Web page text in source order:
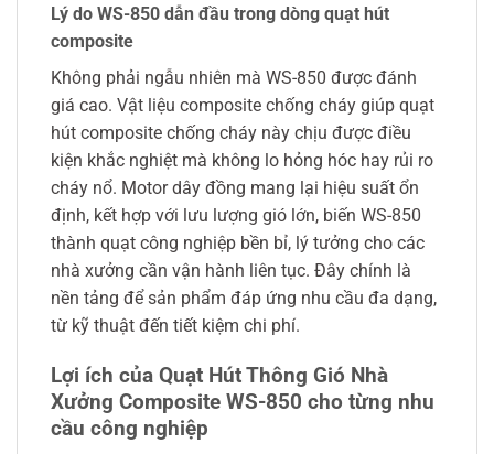
Lý do WS-850 dẫn đầu trong dòng quạt hút
composite
Không phải ngẫu nhiên mà WS-850 được đánh
giá cao. Vật liệu composite chống cháy giúp quạt
hút composite chống cháy này chịu được điều
kiện khắc nghiệt mà không lo hỏng hóc hay rủi ro
cháy nổ. Motor dây đồng mang lại hiệu suất ổn
định, kết hợp với lưu lượng gió lớn, biến WS-850
thành quạt công nghiệp bền bỉ, lý tưởng cho các
nhà xưởng cần vận hành liên tục. Đây chính là
nền tảng để sản phẩm đáp ứng nhu cầu đa dạng,
từ kỹ thuật đến tiết kiệm chi phí.
Lợi ích của Quạt Hút Thông Gió Nhà
Xưởng Composite WS-850 cho từng nhu
cầu công nghiệp